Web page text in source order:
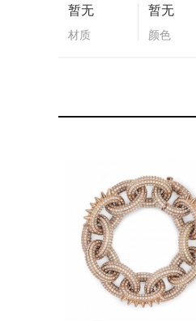
暂无
材质
暂无
颜色